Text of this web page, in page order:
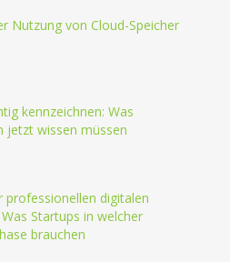
Nutzung von Cloud-Speicher
kennzeichnen: Was
jetzt wissen müssen
professionellen digitalen
Startups in welcher
brauchen